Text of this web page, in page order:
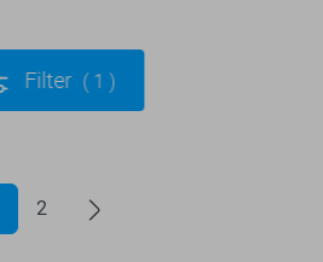
Filter 1
2